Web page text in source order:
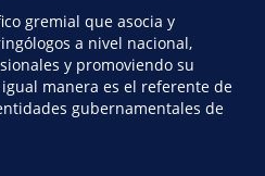
gremial que asocia y
a nivel nacional,
y promoviendo su
manera es el referente de
gubernamentales de